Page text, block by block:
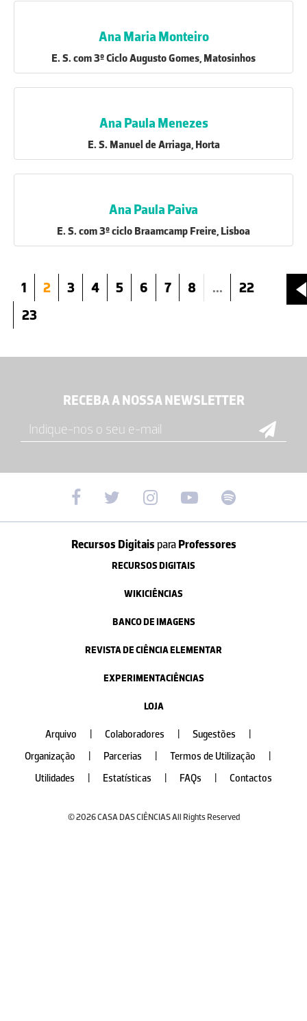
Ana Maria Monteiro
E. S. com 3º Ciclo Augusto Gomes, Matosinhos
Ana Paula Menezes
E. S. Manuel de Arriaga, Horta
Ana Paula Paiva
E. S. com 3º ciclo Braamcamp Freire, Lisboa
1 2 3 4 5 6 7 8 ...
22
23
RECEBA A NOSSA NEWSLETTER
Recursos Digitais paraProfessores
RECURSOS DIGITAIS
WIKICIÊNCIAS
BANCO DE IMAGENS
REVISTA DE CIÊNCIA ELEMENTAR
EXPERIMENTACIÊNCIAS
LOJA
Arquivo Colaboradores Sugestões
Organização
Parcerias Termos de Utilização
Utilidades
Estatísticas FAQs Contactos
© 2026 CASA DAS CIÊNCIAS All Rights Reserved